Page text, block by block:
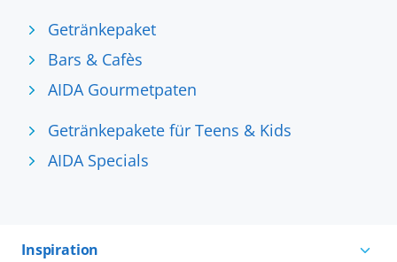
Getränkepaket
Bars & Cafès
AIDA Gourmetpaten
Getränkepakete für Teens & Kids
AIDA Specials
Inspiration